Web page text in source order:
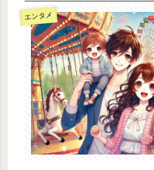
エンタメ